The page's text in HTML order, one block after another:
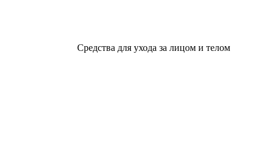
Средства для ухода за лицом и телом